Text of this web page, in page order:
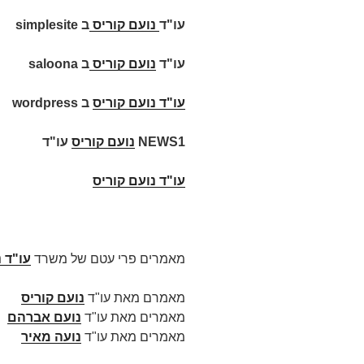
עו"ד נועם קוריס ב simplesite
עו"ד נועם קוריס ב saloona
עו"ד נועם קוריס ב wordpress
NEWS1 נועם קוריס עו"ד
עו"ד נועם קוריס
מאמרים פרי עטם של משרד עו"ד
מאמרם מאת עו"ד נועם קוריס
מאמרים מאת עו"ד נועם אברהם
מאמרים מאת עו"ד נועה מאיר